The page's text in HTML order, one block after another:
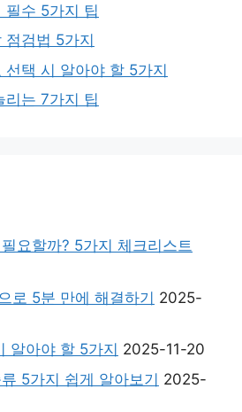
필수 5가지 팁
점검법 5가지
선택 시 알아야 할 5가지
리는 7가지 팁
요할까? 5가지 체크리스트
로 5분 만에 해결하기 2025-
알아야 할 5가지 2025-11-20
5가지 쉽게 알아보기 2025-